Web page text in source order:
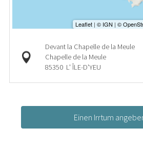
Devant la Chapelle de la Meule
Chapelle de la Meule
85350 L' ÎLE-D'YEU
Einen Irrtum